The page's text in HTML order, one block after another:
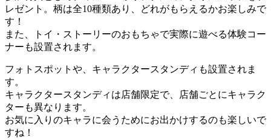
レゼント。柄は全10種類あり、どれがもらえるかお楽しみで
す！
また、トイ・ストーリーのおもちゃで実際に遊べる体験コー
ナーも設置されます。
フォトスポットや、キャラクタースタンディも設置されま
す。
キャラクタースタンディは店舗限定で、店舗ごとにキャラク
ターも異なります。
お気に入りのキャラに会うためにお出かけするのも楽しいで
すね！